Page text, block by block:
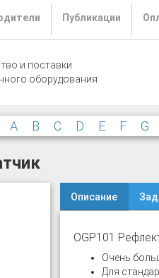
Публикации
и поставки
оборудования
A B C D E F G
Описание
OGP101
Очень
Для